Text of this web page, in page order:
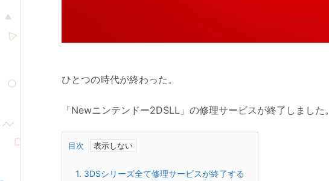
ひとつの時代が終わった。
「Newニンテンドー2DSLL」の修理サービスが終了しました。
目次
1. 3DSシリーズ全て修理サービスが終了する